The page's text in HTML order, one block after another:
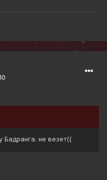
Бадранга. не везет((